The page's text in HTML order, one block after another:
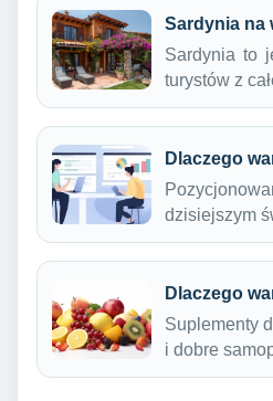
Sardynia na
Sardynia to
turystów z
Dlaczego
dzisiejszym
Dlaczego
Suplementy
i dobre